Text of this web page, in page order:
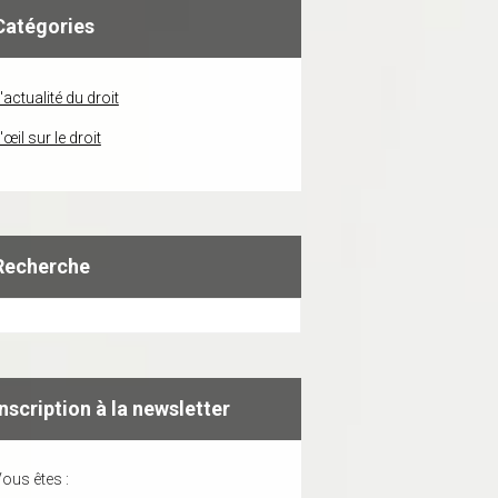
L'actualité du droit
L'œil sur le droit
à la newsletter
êtes :